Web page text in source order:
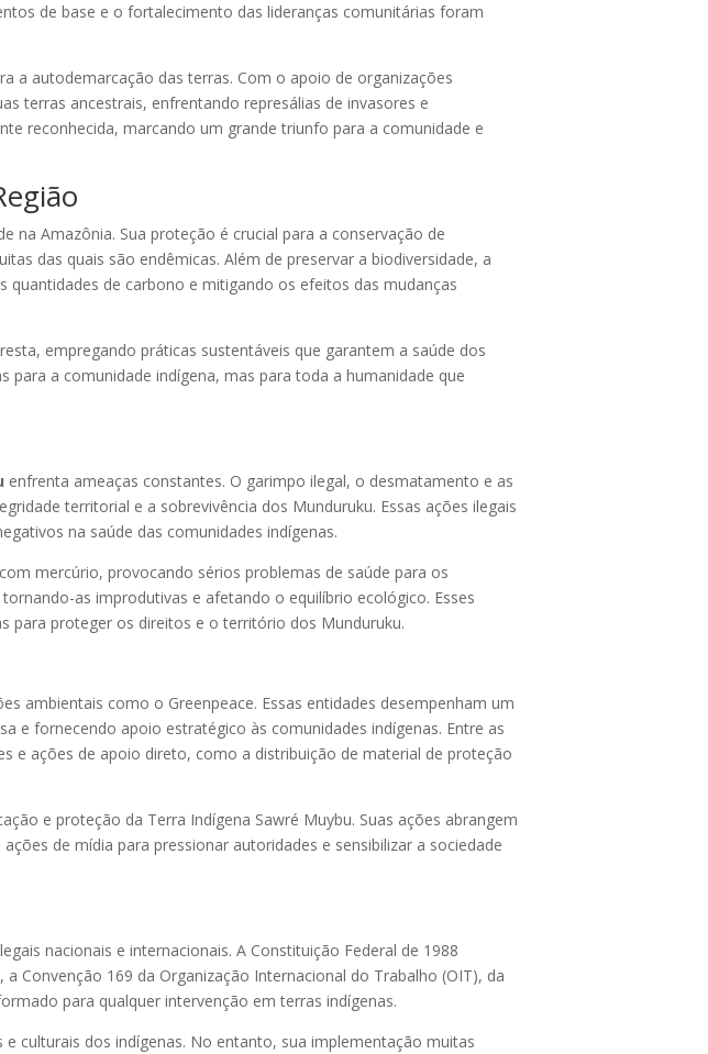
de base e o fortalecimento das lideranças comunitárias foram
a autodemarcação das terras. Com o apoio de organizações
terras ancestrais, enfrentando represálias de invasores e
reconhecida, marcando um grande triunfo para a comunidade e
na Amazônia. Sua proteção é crucial para a conservação de
das quais são endêmicas. Além de preservar a biodiversidade, a
de carbono e mitigando os efeitos das mudanças
empregando práticas sustentáveis que garantem a saúde dos
a comunidade indígena, mas para toda a humanidade que
enfrenta ameaças constantes. O garimpo ilegal, o desmatamento e as
territorial e a sobrevivência dos Munduruku. Essas ações ilegais
na saúde das comunidades indígenas.
mercúrio, provocando sérios problemas de saúde para os
as improdutivas e afetando o equilíbrio ecológico. Esses
para proteger os direitos e o território dos Munduruku.
ambientais como o Greenpeace. Essas entidades desempenham um
e fornecendo apoio estratégico às comunidades indígenas. Entre as
e ações de apoio direto, como a distribuição de material de proteção
e proteção da Terra Indígena Sawré Muybu. Suas ações abrangem
de mídia para pressionar autoridades e sensibilizar a sociedade
nacionais e internacionais. A Constituição Federal de 1988
Convenção 169 da Organização Internacional do Trabalho (OIT), da
para qualquer intervenção em terras indígenas.
culturais dos indígenas. No entanto, sua implementação muitas